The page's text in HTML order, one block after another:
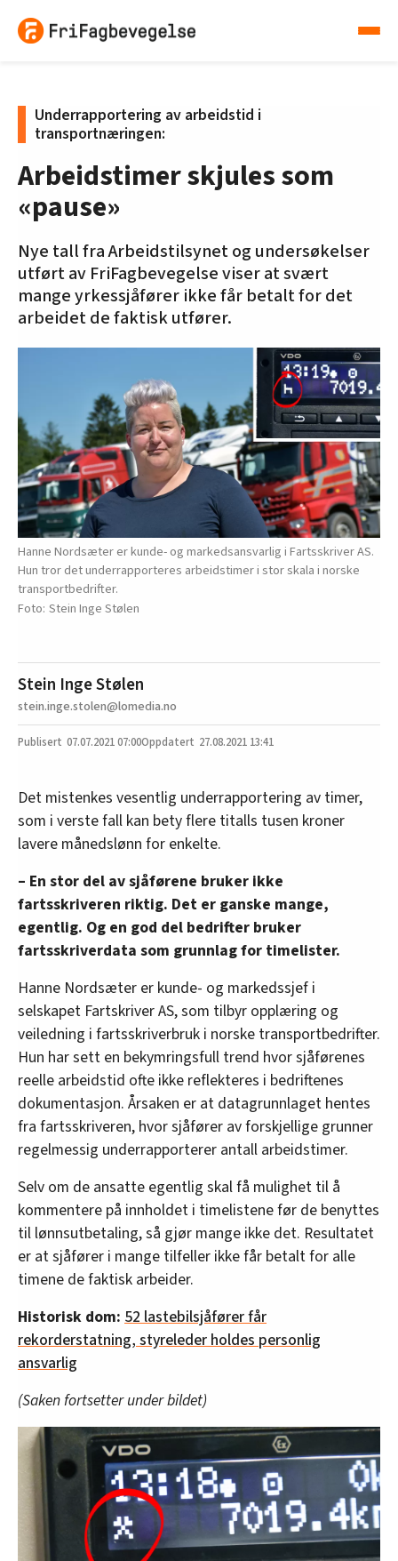
Underrapportering av arbeidstid i
transportnæringen:
Arbeidstimer skjules som
«pause»
Nye tall fra Arbeidstilsynet og undersøkelser
utført av FriFagbevegelse viser at svært
mange yrkessjåfører ikke får betalt for det
arbeidet de faktisk utfører.
Hanne Nordsæter er kunde- og markedsansvarlig i Fartsskriver AS.
Hun tror det underrapporteres arbeidstimer i stor skala i norske
transportbedrifter.
Stein Inge Stølen
Stein Inge Stølen
stein.inge.stolen@lomedia.no
07.07.202107:00 27.08.2021 13:41
Det mistenkes vesentlig underrapportering av timer,
som i verste fall kan bety flere titalls tusen kroner
lavere månedslønn for enkelte.
– En stor del av sjåførene bruker ikke
fartsskriveren riktig. Det er ganske mange,
egentlig. Og en god del bedrifter bruker
fartsskriverdata som grunnlag for timelister.
Hanne Nordsæter er kunde- og markedssjef i
selskapet Fartskriver AS, som tilbyr opplæring og
veiledning i fartsskriverbruk i norske transportbedrifter.
Hun har sett en bekymringsfull trend hvor sjåførenes
reelle arbeidstid ofte ikke reflekteres i bedriftenes
dokumentasjon. Årsaken er at datagrunnlaget hentes
fra fartsskriveren, hvor sjåfører av forskjellige grunner
regelmessig underrapporterer antall arbeidstimer.
Selv om de ansatte egentlig skal få mulighet til å
kommentere på innholdet i timelistene før de benyttes
til lønnsutbetaling, så gjør mange ikke det. Resultatet
er at sjåfører i mange tilfeller ikke får betalt for alle
timene de faktisk arbeider.
Historisk dom: 52 lastebilsjåfører får
rekorderstatning, styreleder holdes personlig
ansvarlig
(Saken fortsetter under bildet)